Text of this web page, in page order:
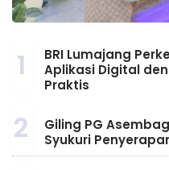
1
BRI Lumajang
Aplikasi Digital
Praktis
2
Giling PG
Syukuri